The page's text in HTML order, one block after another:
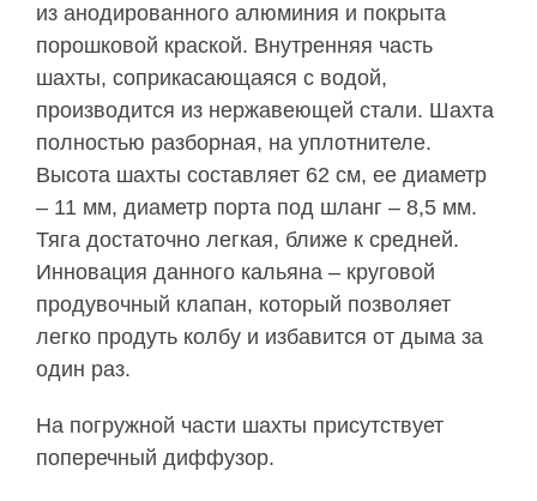
из анодированного алюминия и покрыта
порошковой краской. Внутренняя часть
шахты, соприкасающаяся с водой,
производится из нержавеющей стали. Шахта
полностью разборная, на уплотнителе.
Высота шахты составляет 62 см, ее диаметр
– 11 мм, диаметр порта под шланг – 8,5 мм.
Тяга достаточно легкая, ближе к средней.
Инновация данного кальяна – круговой
продувочный клапан, который позволяет
легко продуть колбу и избавится от дыма за
один раз.
На погружной части шахты присутствует
поперечный диффузор.